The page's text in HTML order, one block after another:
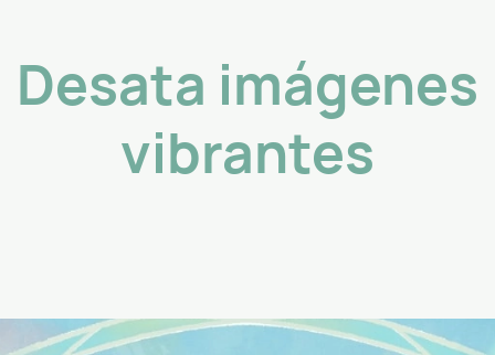
Desata imágenes
vibrantes